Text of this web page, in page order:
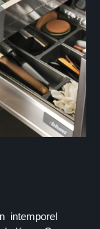
intemporel